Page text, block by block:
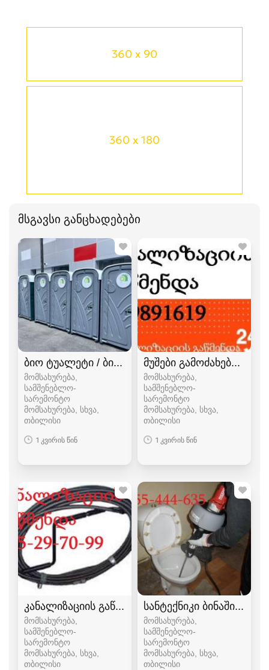
360 x 90
360 x 180
მსგავსი განცხადებები
ბიო ტუალეტი / ბიოტუალეტი
მომსახურება,
სამშენებლო-
სარემონტო
მომსახურება, სხვა
თბილისი
1 კვირის წინ
მუშები გამოძახებით
მომსახურება,
სამშენებლო-
სარემონტო
მომსახურება, სხვა
თბილისი
1 კვირის წინ
კანალიზაციის გაწმენდა დაბალი ფასი
მომსახურება,
სამშენებლო-
სარემონტო
მომსახურება, სხვა
თბილისი
სანტექნიკი ბინაში
მომსახურება,
სამშენებლო-
სარემონტო
მომსახურება, სხვა
თბილისი